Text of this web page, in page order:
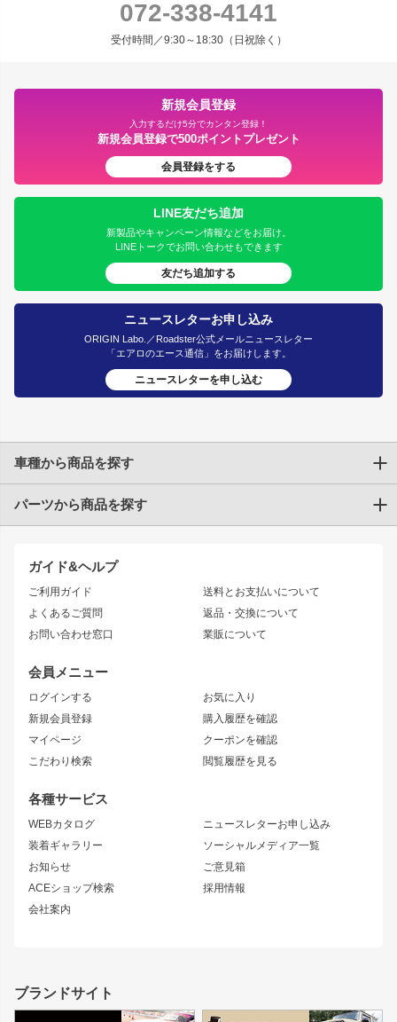
072-338-4141
受付時間／9:30～18:30（日祝除く）
新規会員登録
入力するだけ5分でカンタン登録！
新規会員登録で500ポイントプレゼント
会員登録をする
LINE友だち追加
新製品やキャンペーン情報などをお届け。
LINEトークでお問い合わせもできます
友だち追加する
ニュースレターお申し込み
ORIGIN Labo.／Roadster公式メールニュースレター
「エアロのエース通信」をお届けします。
ニュースレターを申し込む
ガイド&ヘルプ
ご利用ガイド
よくあるご質問
お問い合わせ窓口
送料とお支払いについて
返品・交換について
業販について
会員メニュー
ログインする
新規会員登録
マイページ
こだわり検索
お気に入り
購入履歴を確認
クーポンを確認
閲覧履歴を見る
各種サービス
WEBカタログ
装着ギャラリー
お知らせ
ACEショップ検索
会社案内
ニュースレターお申し込み
ソーシャルメディア一覧
ご意見箱
採用情報
車種から商品を探す
トヨタ
JZX90 CHASER
JZX110 MARK II
JZX100 MARK II
JZX90 MARK II
トレノ
マークX
アリスト
ソアラ
アルテッツァ
ニッサン
S15 シルビア
S14 シルビア 後期
S13 シルビア
180SX
シルエイティ
ワンビア
ローレル
セフィーロ
キャラバン
スズキ
GS350
SC
パーツから商品を探す
エアロシリーズ
ドリフトライン
風神
雷神
レーシングライン
アタックライン
ストリームライン
リアウイング
ジムニーパーツ
ホイール
MUD-S7
MUD-SR7
まつど家 鉄漢
ボンネット
フェンダー
リアゲート
ブランドサイト